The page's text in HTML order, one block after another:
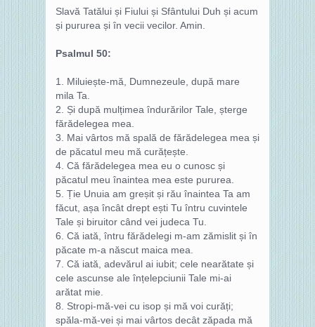
Slavă Tatălui și Fiului și Sfântului Duh și acum
și pururea și în vecii vecilor. Amin.
Psalmul 50:
1. Miluiește‑mă, Dumnezeule, după mare
mila Ta.
2. Și după mulțimea îndurărilor Tale, șterge
fărădelegea mea.
3. Mai vârtos mă spală de fărădelegea mea și
de păcatul meu mă curățește.
4. Că fărădelegea mea eu o cunosc și
păcatul meu înaintea mea este pururea.
5. Ție Unuia am greșit și rău înaintea Ta am
făcut, așa încât drept ești Tu întru cuvintele
Tale și biruitor când vei judeca Tu.
6. Că iată, întru fărădelegi m‑am zămislit și în
păcate m‑a născut maica mea.
7. Că iată, adevărul ai iubit; cele nearătate și
cele ascunse ale înțelepciunii Tale mi‑ai
arătat mie.
8. Stropi‑mă‑vei cu isop și mă voi curăți;
spăla-mă‑vei și mai vârtos decât zăpada mă